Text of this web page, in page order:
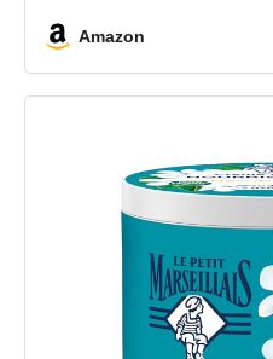
Sujettes aux
Amazon